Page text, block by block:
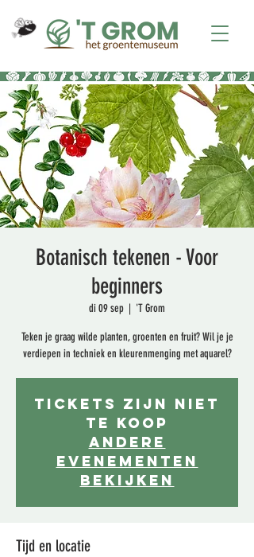
Botanisch tekenen - Voor
beginners
di 09 sep
  |
'T Grom
Teken je graag wilde planten, groenten en fruit? Wil je je
verdiepen in techniek en kleurenmenging met aquarel?
Tickets zijn niet
te koop
Andere
evenementen
bekijken
Tijd en locatie